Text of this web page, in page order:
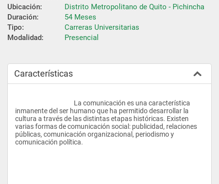
Ubicación:
Distrito Metropolitano de Quito - Pichincha
Duración:
54 Meses
Tipo:
Carreras Universitarias
Modalidad:
Presencial
Características
inmanente del ser humano que ha permitido desarrollar la
cultura a través de las distintas etapas históricas. Existen
varias formas de comunicación social: publicidad, relaciones
públicas, comunicación organizacional, periodismo y
comunicación política.